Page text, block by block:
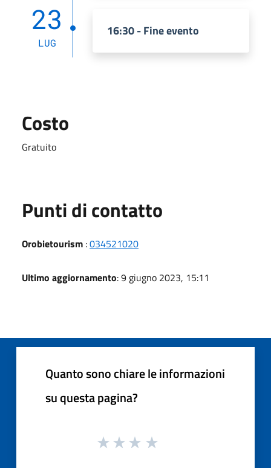
23
LUG
16:30 - Fine evento
Costo
Gratuito
Punti di contatto
Orobietourism :034521020
Ultimo aggiornamento: 9 giugno 2023, 15:11
Quanto sono chiare le informazioni
su questa pagina?